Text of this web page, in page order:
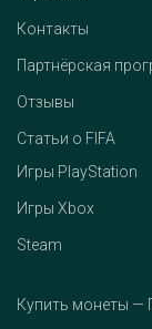
Контакты
Партнёрская
Отзывы
Статьи о FIFA
Игры PlayStation
Игры Xbox
Steam
Купить монеты —